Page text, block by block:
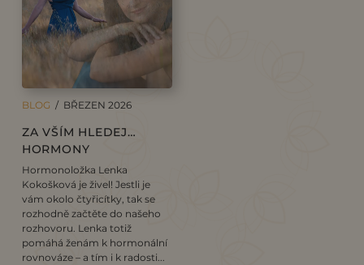
BLOG / BŘEZEN 2026
ZA VŠÍM HLEDEJ…
HORMONY
Hormonoložka Lenka
Kokošková je živel! Jestli je
vám okolo čtyřicítky, tak se
rozhodně začtěte do našeho
rozhovoru. Lenka totiž
pomáhá ženám k hormonální
rovnováze – a tím i k radosti...